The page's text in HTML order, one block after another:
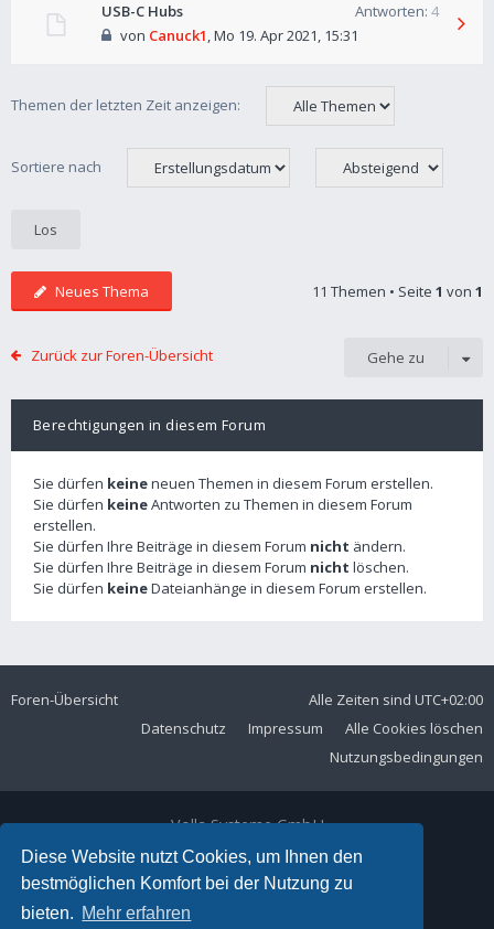
Diese Website nutzt Cookies, um Ihnen den
bestmöglichen Komfort bei der Nutzung zu
bieten. Mehr erfahren
USB-C Hubs Antworten: 4
von Canuck1,Mo 19. Apr 2021, 15:31
Themen der letzten Zeit anzeigen:
Sortiere nach
Neues Thema 11 Themen • Seite 1 von 1
Zurück zur Foren-Übersicht Gehe zu
Berechtigungen in diesem Forum
Sie dürfen keineneuen Themen in diesem Forum erstellen.
Sie dürfen keineAntworten zu Themen in diesem Forum
erstellen.
Sie dürfen Ihre Beiträge in diesem Forum nicht ändern.
Sie dürfen Ihre Beiträge in diesem Forum nicht löschen.
Sie dürfen keineDateianhänge in diesem Forum erstellen.
Foren-Übersicht Alle Zeiten sind UTC+02:00
Alle Cookies löschen
Impressum
Datenschutz
Nutzungsbedingungen
Volla Systeme GmbH
Kölner Straße 102
42897 Remscheid
Telefon:+49 2191 59897 61
E-Mail: